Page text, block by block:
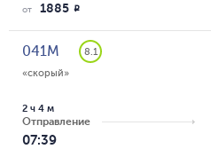
от 1885 R
041М
8.1
«скорый»
Отправление
07:39
2 ч 4 м